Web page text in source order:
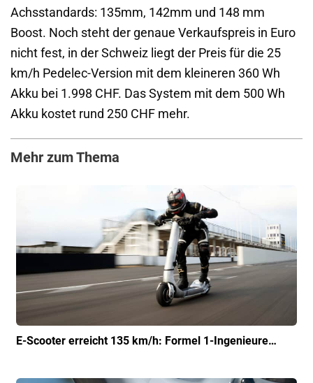
Achsstandards: 135mm, 142mm und 148 mm
Boost. Noch steht der genaue Verkaufspreis in Euro
nicht fest, in der Schweiz liegt der Preis für die 25
km/h Pedelec-Version mit dem kleineren 360 Wh
Akku bei 1.998 CHF. Das System mit dem 500 Wh
Akku kostet rund 250 CHF mehr.
Mehr zum Thema
E-Scooter erreicht 135 km/h: Formel 1-Ingenieure…